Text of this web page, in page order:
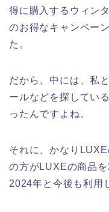
得に購入するウィン
のお得なキャンペー
た。
だから、中には、私
ールなどを探してい
ったんですよね。
それに、かなり
の方がLUXEの商品
2024年と今後も利用